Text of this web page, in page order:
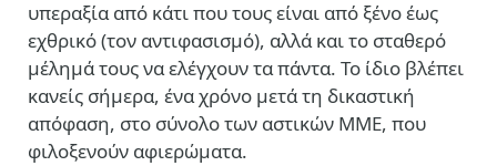
υπεραξία από κάτι που τους είναι από ξένο έως
εχθρικό (τον αντιφασισμό), αλλά και το σταθερό
μέλημά τους να ελέγχουν τα πάντα. Το ίδιο βλέπει
κανείς σήμερα, ένα χρόνο μετά τη δικαστική
απόφαση, στο σύνολο των αστικών ΜΜΕ, που
φιλοξενούν αφιερώματα.